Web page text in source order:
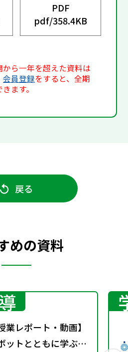
PDF
pdf/358.4KB
ら一年を超えた資料は
会員登録をすると、全期
ます。
戻る
めの資料
業レポート・動画】
ットとともに学ぶ！